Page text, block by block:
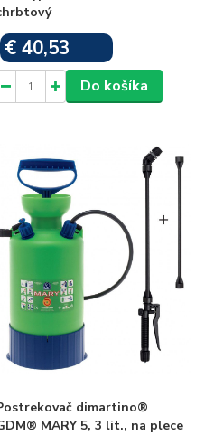
€ 40,53
Do košíka
dimartino®
MARY 5, 3 lit., na plece